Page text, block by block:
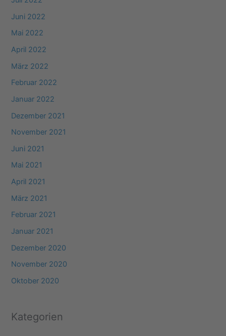
Juni 2022
Mai 2022
April 2022
März 2022
Februar 2022
Januar 2022
Dezember 2021
November 2021
Juni 2021
Mai 2021
April 2021
März 2021
Februar 2021
Januar 2021
Dezember 2020
November 2020
Oktober 2020
Kategorien